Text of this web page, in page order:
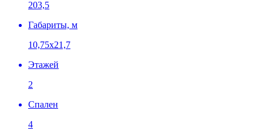
203,5
Габариты, м
10,75х21,7
Этажей
2
Спален
4